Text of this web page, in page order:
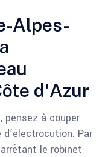
Alpes-
d'Azur
pensez à couper
Par
le robinet